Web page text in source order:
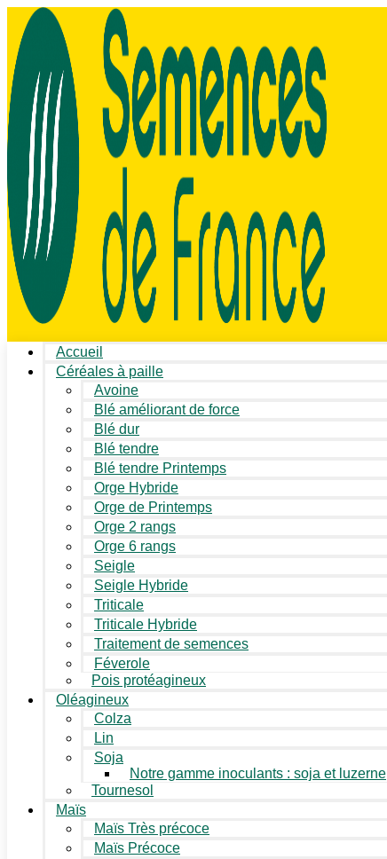
Accueil
Céréales à paille
Avoine
Blé améliorant de force
Blé dur
Blé tendre
Blé tendre Printemps
Orge Hybride
Orge de Printemps
Orge 2 rangs
Orge 6 rangs
Seigle
Seigle Hybride
Triticale
Triticale Hybride
Traitement de semences
Féverole
Pois protéagineux
Oléagineux
Colza
Lin
Soja
Notre gamme inoculants : soja et luzerne
Tournesol
Maïs
Maïs Très précoce
Maïs Précoce